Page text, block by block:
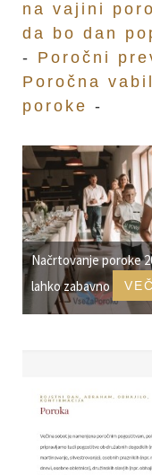
na vajini
da bo dan
- Poročni
Poročna
poroke -
Načrtovanje poroke
lahko zabavno
VEČ